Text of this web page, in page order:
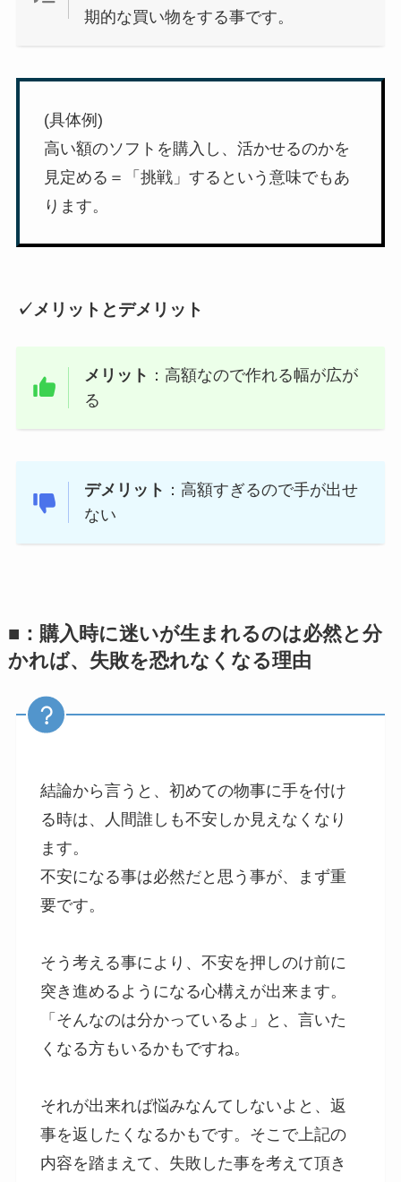
期的な買い物をする事です。
(具体例)
高い額のソフトを購入し、活かせるのかを
見定める＝「挑戦」するという意味でもあ
ります。
✓メリットとデメリット
メリット ：高額なので作れる幅が広が
る
デメリット ：高額すぎるので手が出せ
ない
■：購入時に迷いが生まれるのは必然と分
かれば、失敗を恐れなくなる理由
結論から言うと、初めての物事に手を付け
る時は、人間誰しも不安しか見えなくなり
ます。
不安になる事は必然だと思う事が、まず重
要です。
そう考える事により、不安を押しのけ前に
突き進めるようになる心構えが出来ます。
「そんなのは分かっているよ」と、言いた
くなる方もいるかもですね。
それが出来れば悩みなんてしないよと、返
事を返したくなるかもです。そこで上記の
内容を踏まえて、失敗した事を考えて頂き